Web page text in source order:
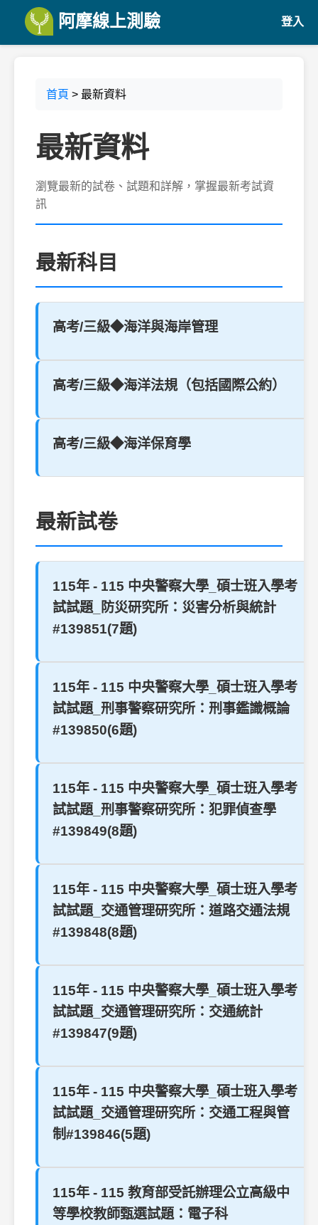
阿摩線上測驗 登入
首頁 > 最新資料
最新資料
瀏覽最新的試卷、試題和詳解，掌握最新考試資
訊
最新科目
高考/三級◆海洋與海岸管理
高考/三級◆海洋法規（包括國際公約）
高考/三級◆海洋保育學
最新試卷
115年 - 115 中央警察大學_碩士班入學考
試試題_防災研究所：災害分析與統計
#139851(7題)
115年 - 115 中央警察大學_碩士班入學考
試試題_刑事警察研究所：刑事鑑識概論
#139850(6題)
115年 - 115 中央警察大學_碩士班入學考
試試題_刑事警察研究所：犯罪偵查學
#139849(8題)
115年 - 115 中央警察大學_碩士班入學考
試試題_交通管理研究所：道路交通法規
#139848(8題)
115年 - 115 中央警察大學_碩士班入學考
試試題_交通管理研究所：交通統計
#139847(9題)
115年 - 115 中央警察大學_碩士班入學考
試試題_交通管理研究所：交通工程與管
制#139846(5題)
115年 - 115 教育部受託辦理公立高級中
等學校教師甄選試題：電子科